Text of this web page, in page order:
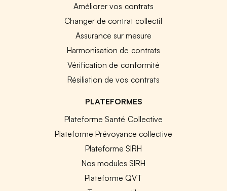
Améliorer vos contrats
Changer de contrat collectif
Assurance sur mesure
Harmonisation de contrats
Vérification de conformité
Résiliation de vos contrats
PLATEFORMES
Plateforme Santé Collective
Plateforme Prévoyance collective
Plateforme SIRH
Nos modules SIRH
Plateforme QVT